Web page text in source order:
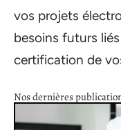
vos projets
besoins futurs
certification de
Nos dernières